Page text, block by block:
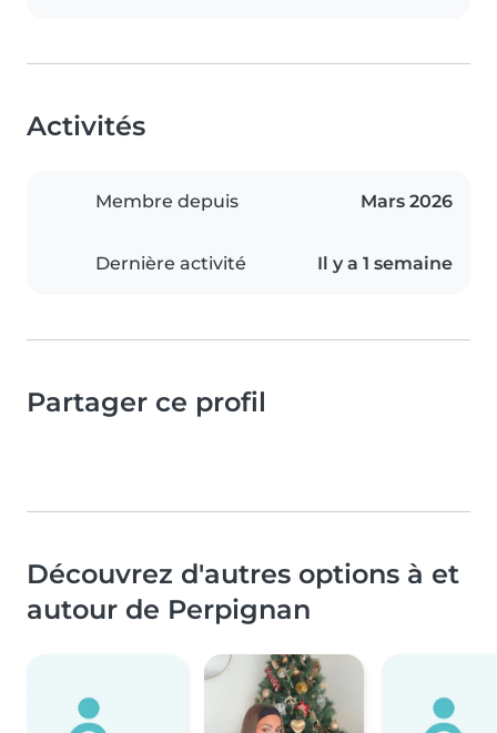
Activités
Membre depuis Mars 2026
Dernière activité Il y a 1 semaine
Partager ce profil
Découvrez d'autres options à et
autour de Perpignan